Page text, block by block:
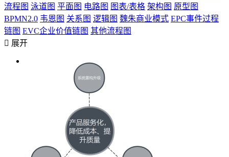
流程图 泳道图 平面图 电路图 图表/表格 架构图 原型图
BPMN2.0 韦恩图 关系图 逻辑图 魏朱商业模式 EPC事件过程
链图 EVC企业价值链图 其他流程图
 展开